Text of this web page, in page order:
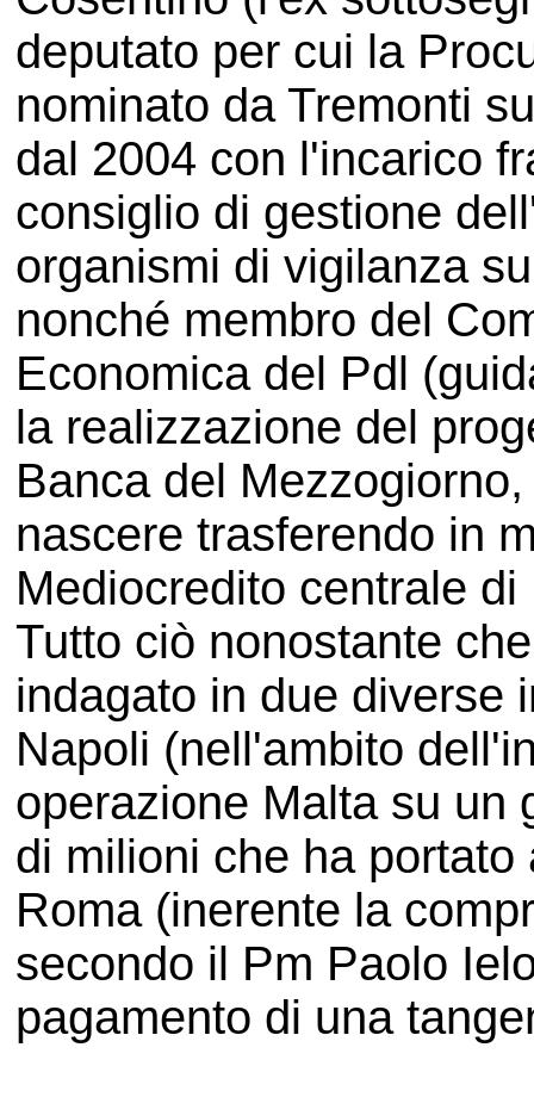
deputato per cui la
nominato da Tremonti
dal 2004 con l'incarico
consiglio di gestione
organismi di vigilanza
nonché membro del
Economica del Pdl
la realizzazione del
Banca del
nascere trasferendo in
Mediocredito centrale di
Tutto ciò nonostante
indagato in due diverse
Napoli (nell'ambito
operazione Malta su un
di milioni che ha
Roma (inerente la
secondo il Pm Paolo
pagamento di una